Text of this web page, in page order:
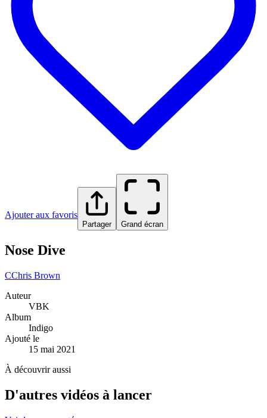
Ajouter aux favoris
Partager Grand écran
Nose Dive
CChris Brown
Auteur
VBK
Album
Indigo
Ajouté le
15 mai 2021
À découvrir aussi
D'autres vidéos à lancer